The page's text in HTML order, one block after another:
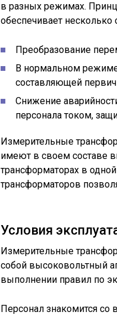
в разных режимах.
обеспечивает
Преобразование
В нормальном
составляющей
Снижение
персонала током,
Измерительные
имеют в своем составе
трансформаторах в
трансформаторов
Условия
Измерительные
собой высоковольтный
выполнении правил по
Персонал знакомится